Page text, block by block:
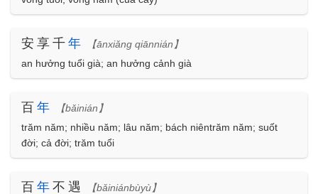
安享千 年
【ānxiǎng qiānnián】
an hưởng tuổi già; an hưởng cảnh già
百 年
【bǎinián】
trăm năm; nhiều năm; lâu năm; bách niêntrăm năm; suốt
đời; cả đời; trăm tuổi
百 年 不遇
【bǎiniánbùyù】